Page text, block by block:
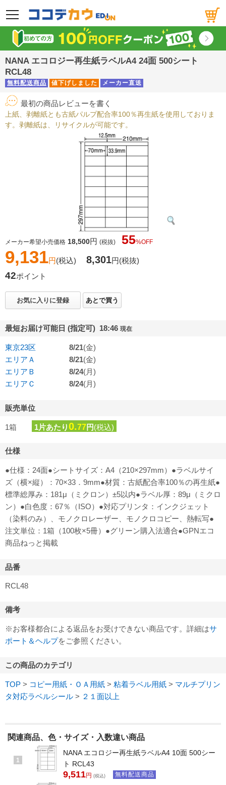
メニュー
NANA エコロジー再生紙ラベルA4 24面 500シート
RCL48
無料配送商品 値下げしました メーカー直送
最初の商品レビューを書く
上紙、剥離紙とも古紙パルプ配合率100％再生紙を使用しておりま
す。剥離紙は、リサイクルが可能です。
メーカー希望小売価格 18,500円 (税抜) 55%OFF
9,131円(税込) 8,301円(税抜)
42ポイント
お気に入りに登録 あとで買う
最短お届け可能日 (指定可) 18:46 現在
東京23区 8/21(金)
エリアＡ
8/21(金)
エリアＢ
8/24(月)
エリアＣ
8/24(月)
販売単位
1箱 1片あたり 0.77円(税込)
仕様
●仕様：24面●シートサイズ：A4（210×297mm）●ラベルサイ
ズ（横×縦）：70×33．9mm●材質：古紙配合率100％の再生紙●
標準総厚み：181μ（ミクロン）±5以内●ラベル厚：89μ（ミクロ
ン）●白色度：67％（ISO）●対応プリンタ：インクジェット
（染料のみ）、モノクロレーザー、モノクロコピー、熱転写●
注文単位：1箱（100枚×5冊）●グリーン購入法適合●GPNエコ
商品ねっと掲載
品番
RCL48
備考
※お客様都合による返品をお受けできない商品です。詳細はサ
ポート＆ヘルプをご参照ください。
この商品のカテゴリ
TOP > コピー用紙・ＯＡ用紙 > 粘着ラベル用紙 > マルチプリン
タ対応ラベルシール > ２１面以上
関連商品、色・サイズ・入数違い商品
1
NANA エコロジー再生紙ラベルA4 10面 500シー
ト RCL43
9,511円 (税込) 無料配送商品